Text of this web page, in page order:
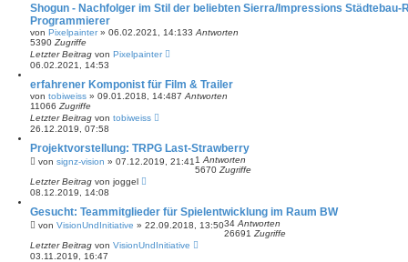
Shogun - Nachfolger im Stil der beliebten Sierra/Impressions Städtebau-
Programmierer
von Pixelpainter» 06.02.2021, 14:133 Antworten
5390 Zugriffe
Letzter Beitrag von Pixelpainter
06.02.2021, 14:53
erfahrener Komponist für Film & Trailer
von tobiweiss » 09.01.2018, 14:487 Antworten
11066 Zugriffe
Letzter Beitrag von tobiweiss
26.12.2019, 07:58
Projektvorstellung: TRPG Last-Strawberry
von signz-vision » 07.12.2019, 21:41 1 Antworten
5670 Zugriffe
Letzter Beitrag von joggel
08.12.2019, 14:08
Gesucht: Teammitglieder für Spielentwicklung im Raum BW
von VisionUndInitiative » 22.09.2018, 13:5034 Antworten
26691 Zugriffe
Letzter Beitrag von VisionUndInitiative
03.11.2019, 16:47